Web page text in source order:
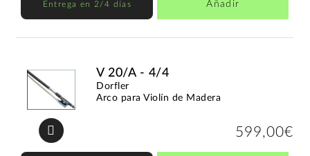
Entrega en 2/4 días Añadir
V 20/A - 4/4
Dorfler
Arco para Violín de Madera
599,00€